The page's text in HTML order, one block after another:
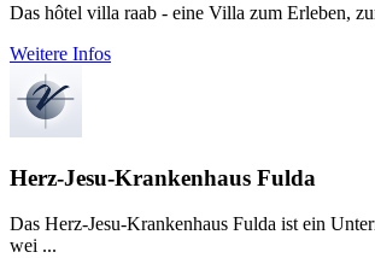
Das hôtel villa raab - eine Villa zum Erleben,
Weitere Infos
Herz-Jesu-Krankenhaus Fulda
Das Herz-Jesu-Krankenhaus Fulda ist ein
wei ...